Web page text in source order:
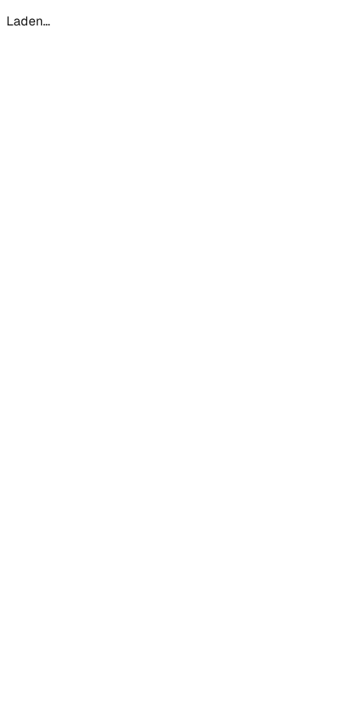
Laden...